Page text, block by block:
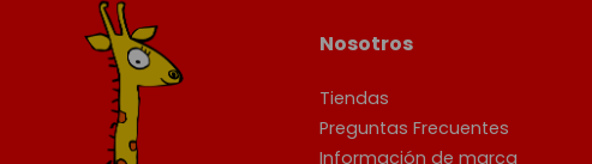
Nosotros
Tiendas
Preguntas Frecuentes
Información de marca